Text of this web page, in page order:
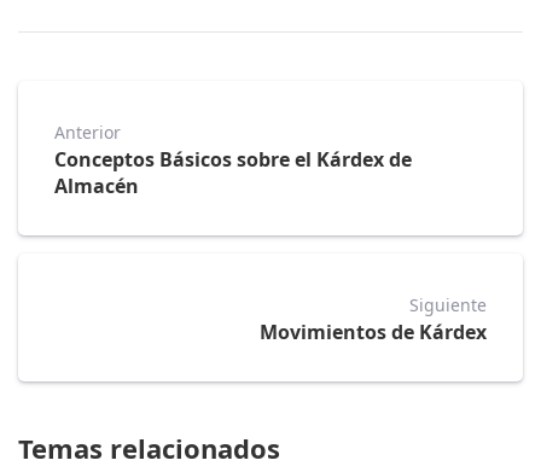
Anterior
Conceptos Básicos sobre el Kárdex de
Almacén
Siguiente
Movimientos de Kárdex
Temas relacionados